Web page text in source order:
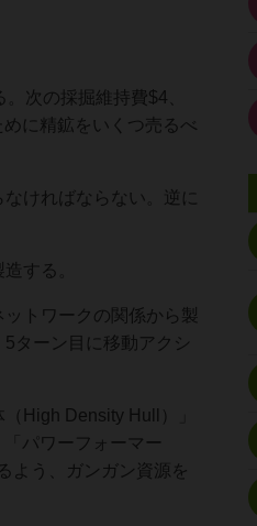
次の採掘維持費$4、
に精鉱をいくつ売るべ
ければならない。逆に
する。
トワークの関係から製
ターン目に移動アクシ
High Density Hull）」
パワーフォーマー
よう、ガンガン資源を